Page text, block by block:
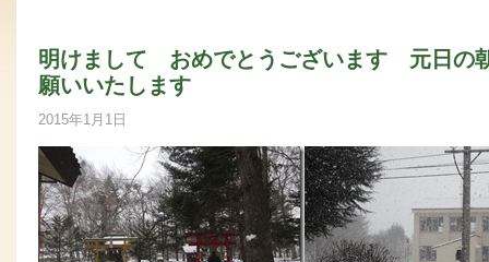
明けまして おめでとうございます 元日の
願いいたします
2015年1月1日